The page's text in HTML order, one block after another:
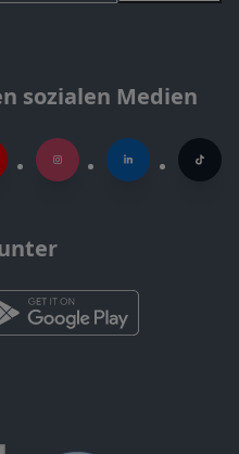
sozialen Medien